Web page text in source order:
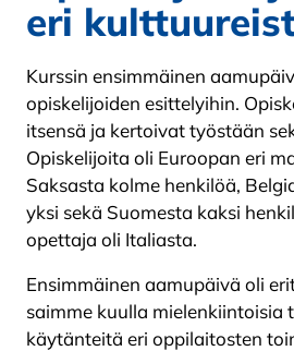
eri
Kurssin ensimmäinen
opiskelijoiden esittelyihin.
itsensä ja kertoivat työstään
Opiskelijoita oli Euroopan eri
Saksasta kolme henkilöä,
yksi sekä Suomesta kaksi
opettaja oli Italiasta.
Ensimmäinen aamupäivä oli
saimme kuulla mielenkiintoisia
käytänteitä eri oppilaitosten